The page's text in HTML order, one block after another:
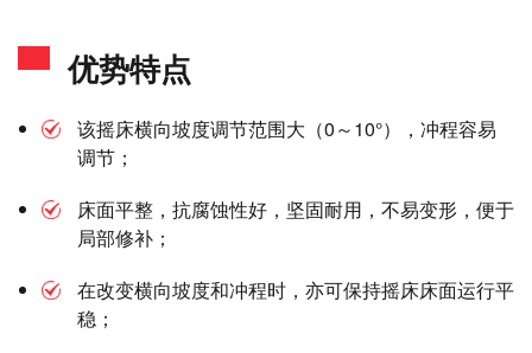
优势特点
该摇床横向坡度调节范围大（0～10°），冲程容易
调节；
床面平整，抗腐蚀性好，坚固耐用，不易变形，便于
局部修补；
在改变横向坡度和冲程时，亦可保持摇床床面运行平
稳；